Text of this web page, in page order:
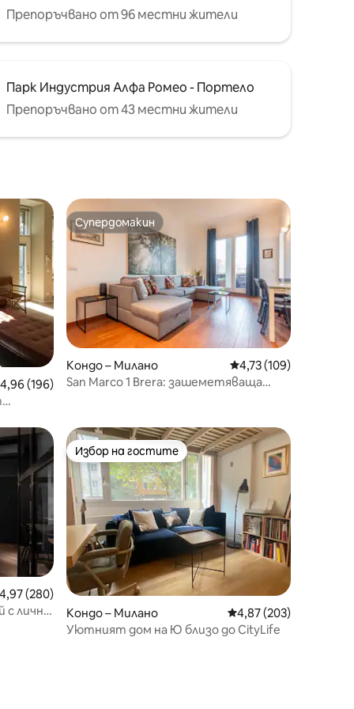
Препоръчвано от 96 местни жители
Парк Индустрия Алфа Ромео - Портело
Препоръчвано от 43 местни жители
оценка: 4,96 от 5, 196 отзива
4,96 (196)
Супердомакин
Супердомакин
Кондо – Милано Средна оценка: 4,73
4,73 (109)
San Marco 1 Brera: зашеметяваща
оценка: 4,97 от 5, 280 отзива
4,97 (280)
с лична
Избор на гостите
Избор на гостите
Кондо – Милано Средна оценка: 4,87
4,87 (203)
Уютният дом на Ю близо до CityLife